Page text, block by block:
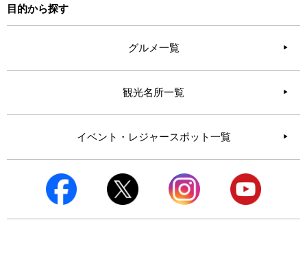
目的から探す
グルメ一覧
観光名所一覧
イベント・レジャースポット一覧